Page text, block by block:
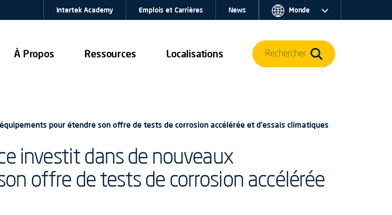
À Propos Ressources Localisations
Intertek Academy Emplois et Carrières News Monde
Rechercher
pour étendre son offre de tests de corrosion accélérée et d’essais climatiques
investit dans de nouveaux
offre de tests de corrosion accélérée